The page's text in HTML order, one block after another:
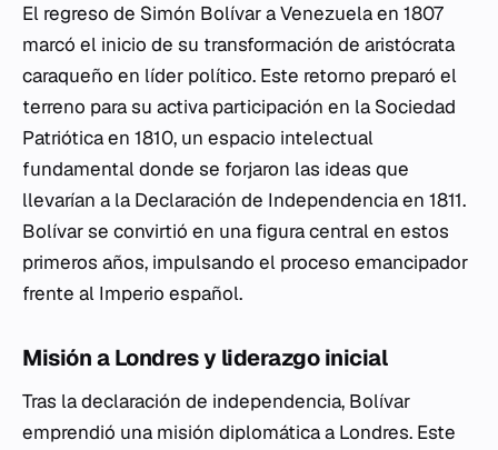
El regreso de Simón Bolívar a Venezuela en 1807
marcó el inicio de su transformación de aristócrata
caraqueño en líder político. Este retorno preparó el
terreno para su activa participación en la Sociedad
Patriótica en 1810, un espacio intelectual
fundamental donde se forjaron las ideas que
llevarían a la Declaración de Independencia en 1811.
Bolívar se convirtió en una figura central en estos
primeros años, impulsando el proceso emancipador
frente al Imperio español.
Misión a Londres y liderazgo inicial
Tras la declaración de independencia, Bolívar
emprendió una misión diplomática a Londres. Este